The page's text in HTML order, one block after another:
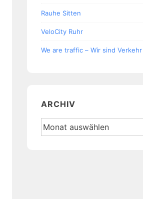
Rauhe Sitten
VeloCity Ruhr
We are traffic – Wir sind Verkehr
ARCHIV
Archiv